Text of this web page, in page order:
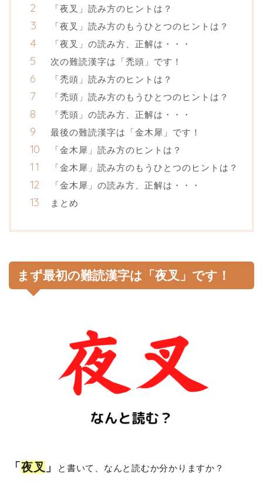
「夜叉」読み方のヒントは？
「夜叉」読み方のもうひとつのヒントは？
「夜叉」の読み方、正解は・・・
次の難読漢字は「禿頭」です！
「禿頭」読み方のヒントは？
「禿頭」読み方のもうひとつのヒントは？
「禿頭」の読み方、正解は・・・
最後の難読漢字は「金木犀」です！
「金木犀」読み方のヒントは？
「金木犀」読み方のもうひとつのヒントは？
「金木犀」の読み方、正解は・・・
まとめ
まず最初の難読漢字は「夜叉」です！
「夜叉 」 と書いて、なんと読むか分かりますか？